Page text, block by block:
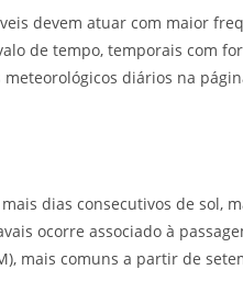
devem atuar com maior
de tempo, temporais com
diários na
dias consecutivos de sol,
ocorre associado à
mais comuns a partir de